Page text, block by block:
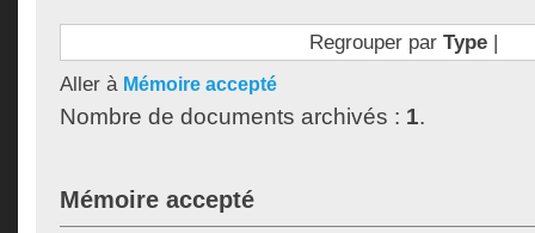
Regrouper par Type|
Aller à Mémoire accepté
Nombre de documents archivés : 1.
Mémoire accepté